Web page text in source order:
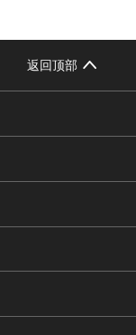
返回顶部